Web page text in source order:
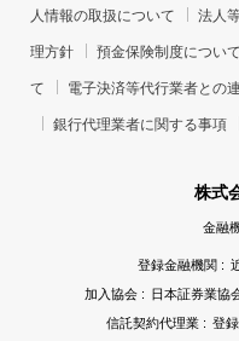
人情報の取扱について 法人
理方針 預金保険制度について
て 電子決済等代行業者との
銀行代理業者に関する事項
株式
金融
登録金融機関 :
加入協会 : 日本証券業協
信託契約代理業 : 登